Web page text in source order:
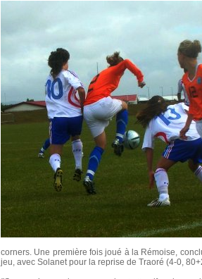
corners. Une première fois joué à la Rémoise,
jeu, avec Solanet pour la reprise de Traoré (4-0,